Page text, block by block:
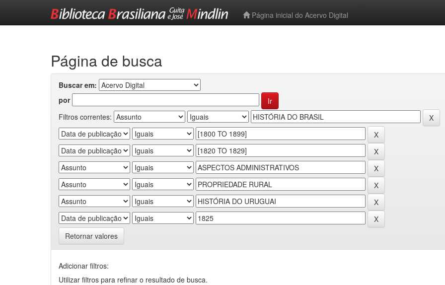
Página inicial do Acervo Digital
Página de busca
Buscar em:
por
Filtros correntes:
Retornar valores
Adicionar filtros:
Utilizar filtros para refinar o resultado de busca.